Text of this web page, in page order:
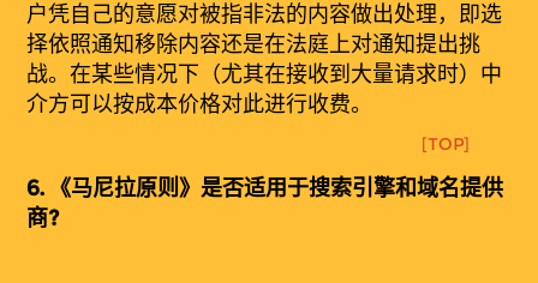
户凭自己的意愿对被指非法的内容做出处理，即选
择依照通知移除内容还是在法庭上对通知提出挑
战。在某些情况下（尤其在接收到大量请求时）中
介方可以按成本价格对此进行收费。
[TOP]
6. 《马尼拉原则》是否适用于搜索引擎和域名提供
商?